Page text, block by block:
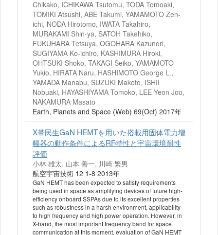
Chikako, ICHIKAWA Tsutomu, TODA Tomoaki,
TOMIKI Atsushi, ABE Takumi, YAMAMOTO Zen-
ichi, NODA Hirotomo, IWATA Takahiro,
MURAKAMI Shin-ya, SATOH Takehiko,
FUKUHARA Tetsuya, OGOHARA Kazunori,
SUGIYAMA Ko-ichiro, KASHIMURA Hiroki,
OHTSUKI Shoko, TAKAGI Seiko, YAMAMOTO
Yukio, HIRATA Naru, HASHIMOTO George L.,
YAMADA Manabu, SUZUKI Makoto, ISHII
Nobuaki, HAYASHIYAMA Tomoko, LEE Yeon Joo,
NAKAMURA Masato
Earth, Planets and Space (Web) 69(Oct) 2017年
X帯民生GaN HEMTを用いた搭載用固体電力増
幅器の動作条件によるRF特性と宇宙環境耐性
評価
小林 雄太, 山本 善一, 川崎 繁男
航空宇宙技術 12 1-8 2013年
GaN HEMT has been expected to satisfy requirements
being used in space as amplifying devices of future high-
efficiency onboard SSPAs due to its excellent properties
such as robustness in a harsh environment, applicability
to high frequency and high power operation. However, in
X-band, the most important frequency band for space
communication at this moment, evaluation of GaN HEMT